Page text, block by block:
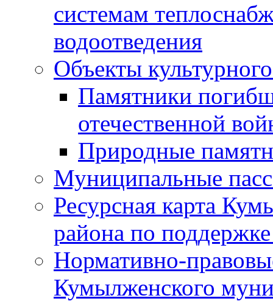
системам
водоотведения
Объекты
Памятники
отечественной
Природные
Муниципальные
Ресурсная карта
района по
Нормативно-
Кумылженского